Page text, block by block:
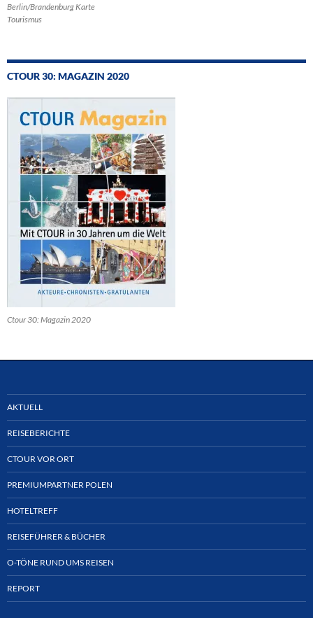
Berlin/Brandenburg Karte
Tourismus
CTOUR 30: MAGAZIN 2020
Ctour 30: Magazin 2020
AKTUELL
REISEBERICHTE
CTOUR VOR ORT
PREMIUMPARTNER POLEN
HOTELTREFF
REISEFÜHRER & BÜCHER
O-TÖNE RUND UMS REISEN
REPORT